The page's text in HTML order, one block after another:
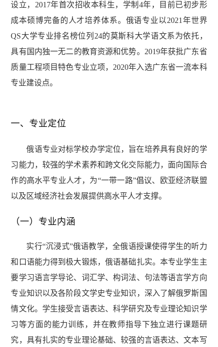
设立，2017年首次招收本科生，学制4年，目前已初步形
成本硕博完备的人才培养体系。俄语专业以2021年世界
QS大学专业排名榜位列24的莫斯科大学语文系为依托，
具有国内独一无二的教育资源和优势。2019年获批广东省
质量工程项目特色专业立项，2020年入选广东省一流本科
专业建设点。
一、专业定位
俄语专业对标学校办学定位，旨在培养具有良好的学
习能力，较强的学术素养和跨文化交际能力，面向国际合
作的高水平专业人才，为“一带一路”倡议、欧亚经济联盟
以及区域经济社会发展提供高水平人才支撑。
（一）专业内涵
实行“沉浸式”俄语教学，全俄语授课使得学生的听力
和口语能力得到极大锻炼，俄语基础扎实。 本专业学生主
要学习语言学导论、词汇学、构词法、句法等语言学方向
专业知识以及各阶段文学史专业知识，深入了解俄罗斯国
情文化。学生接受言语表达、科学研究及专业理论知识学
习等方面的能力训练，并在教师指导下独立进行课题研
究，具有扎实的专业理论基础、较强的言语表达、文本写